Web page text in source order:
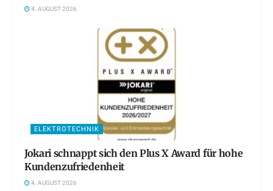
4. AUGUST 2026
ELEKTROTECHNIK
Jokari schnappt sich den Plus X Award für hohe
Kundenzufriedenheit
4. AUGUST 2026